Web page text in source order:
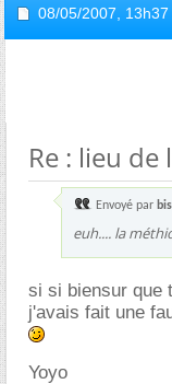
08/05/2007, 13h37
Re : lieu
Envoyé par
euh.... la
si si biensur que
j'avais fait une
Yoyo